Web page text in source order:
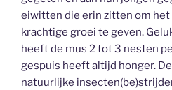
eiwitten die erin zitten om het
krachtige groei te geven.
heeft de mus 2 tot 3 nesten
gespuis heeft altijd honger.
natuurlijke